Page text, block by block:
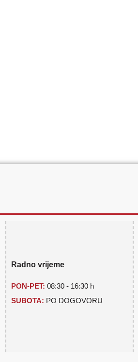
Radno vrijeme
PON-PET:08:30 - 16:30 h
SUBOTA: PO DOGOVORU